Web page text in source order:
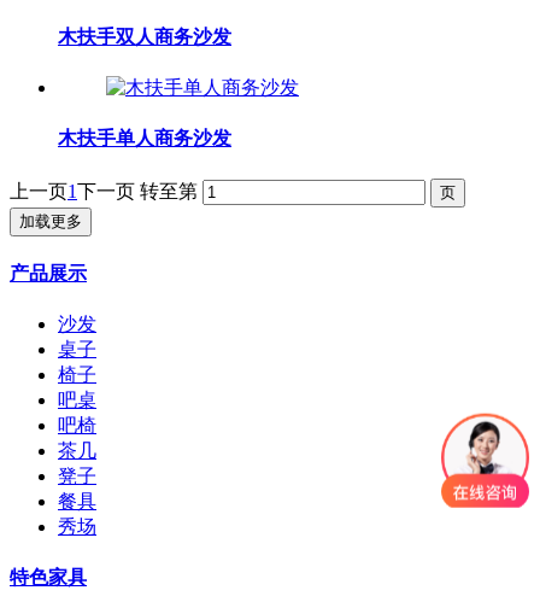
木扶手双人商务沙发
木扶手单人商务沙发
上一页1下一页 转至第
加载更多
产品展示
沙发
桌子
椅子
吧桌
吧椅
茶几
凳子
餐具
秀场
特色家具